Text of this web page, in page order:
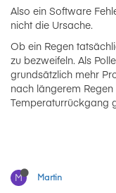
Also ein Software
nicht die Ursache.
Ob ein Regen
zu bezweifeln. Als
grundsätzlich mehr
nach längerem
Temperaturrückgang
M Martin